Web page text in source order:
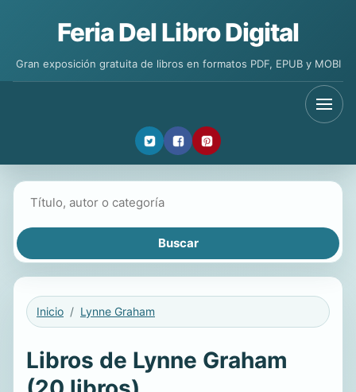
Feria Del Libro Digital
Gran exposición gratuita de libros en formatos PDF, EPUB y MOBI
Inicio Lynne Graham
Libros de Lynne Graham